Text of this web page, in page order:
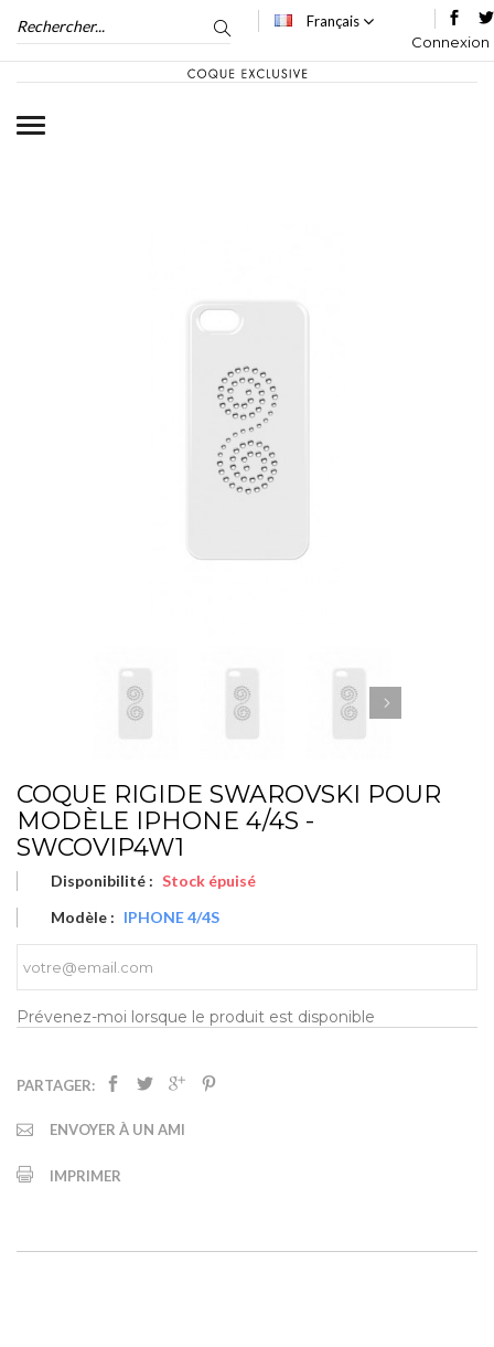
Français
Connexion
COQUE RIGIDE SWAROVSKI POUR
MODÈLE IPHONE 4/4S -
SWCOVIP4W1
Disponibilité : Stock épuisé
Modèle : IPHONE 4/4S
Prévenez-moi lorsque le produit est disponible
PARTAGER:
ENVOYER À UN AMI
IMPRIMER